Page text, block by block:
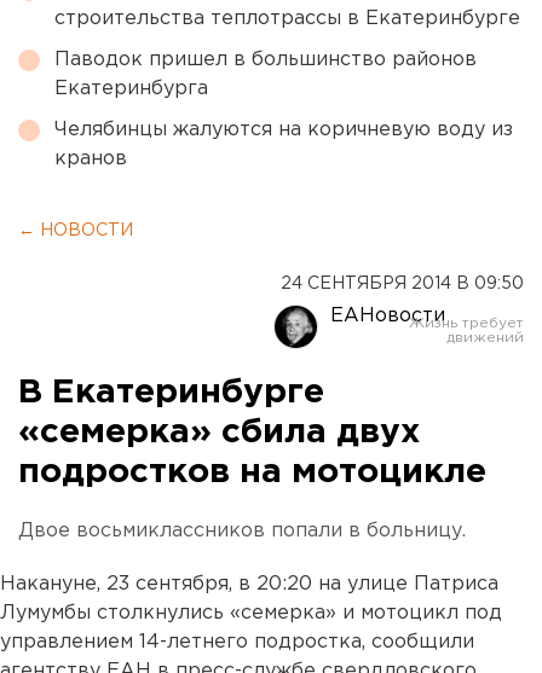
строительства теплотрассы в Екатеринбурге
Паводок пришел в большинство районов
Екатеринбурга
Челябинцы жалуются на коричневую воду из
кранов
← НОВОСТИ
24 СЕНТЯБРЯ 2014 В 09:50
ЕАНовости
В Екатеринбурге
«семерка» сбила двух
подростков на мотоцикле
Двое восьмиклассников попали в больницу.
Накануне, 23 сентября, в 20:20 на улице Патриса
Лумумбы столкнулись «семерка» и мотоцикл под
управлением 14-летнего подростка, сообщили